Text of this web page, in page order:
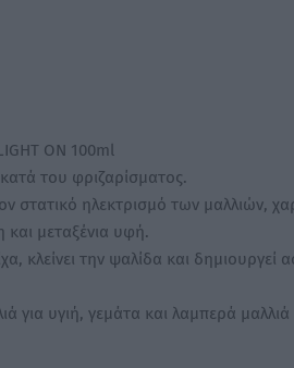
ON 100ml
του φριζαρίσματος.
στατικό ηλεκτρισμό των μαλλιών,
και μεταξένια υφή.
κλείνει την ψαλίδα και δημιουργεί
για υγιή, γεμάτα και λαμπερά